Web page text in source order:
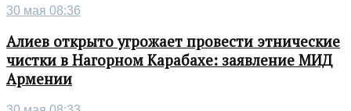
30 мая 08:36
Алиев открыто угрожает провести этнические
чистки в Нагорном Карабахе: заявление МИД
Армении